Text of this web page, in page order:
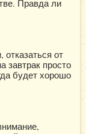
Правда ли
от
завтрак просто
будет хорошо